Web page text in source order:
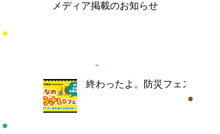
メディア掲載のお知らせ
終わったよ。防災フェス